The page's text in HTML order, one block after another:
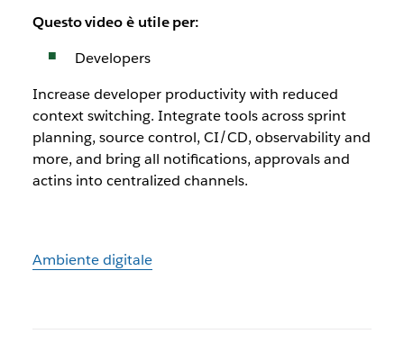
Questo video è utile per:
Developers
Increase developer productivity with reduced
context switching. Integrate tools across sprint
planning, source control, CI/CD, observability and
more, and bring all notifications, approvals and
actins into centralized channels.
Ambiente digitale